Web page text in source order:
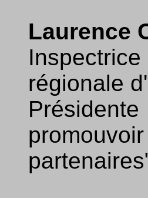
Laurence
régionale